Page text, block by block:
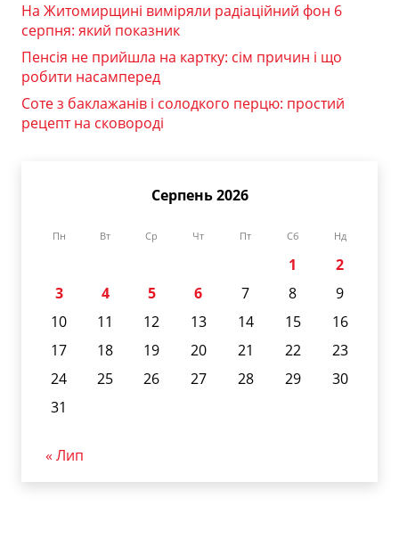
На Житомирщині виміряли радіаційний фон 6
серпня: який показник
Пенсія не прийшла на картку: сім причин і що
робити насамперед
Соте з баклажанів і солодкого перцю: простий
рецепт на сковороді
Серпень 2026
Пн Вт Ср Чт Пт Сб Нд
1
2
3
4 5 6 7 8
9
10
11 12 13 14 15
16
17
18 19 20 21 22
23
24
25 26 27 28 29
30
31
« Лип